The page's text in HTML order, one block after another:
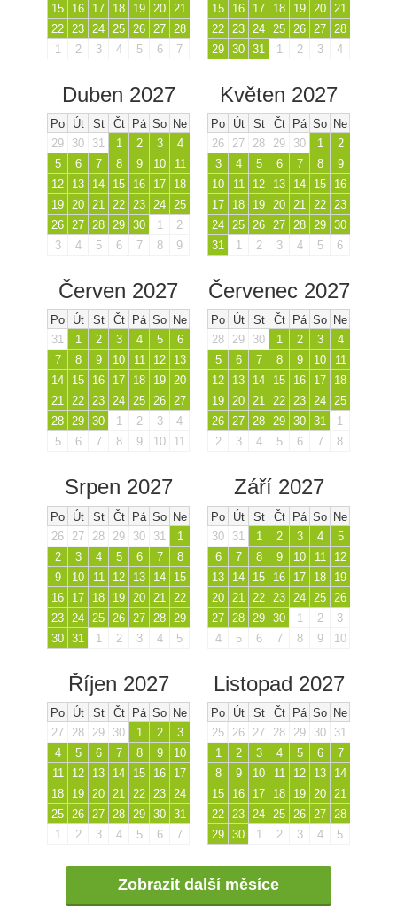
15
16 17 18 19 20
21
22
23 24 25 26 27
28
1
2 3 4 5 6 7
15
16 17 18 19 20
21
22
23 24 25 26 27
28
29 30 31 1 2 3 4
Duben 2027
Po Út St Čt Pá So Ne
29
30 31 1 2 3
4
5
6 7 8 9 10
11
12
13 14 15 16 17
18
19
20 21 22 23 24
25
26
27 28 29 30 1
2
3
4 5 6 7 8 9
Květen 2027
Po Út St Čt Pá So Ne
26
27 28 29 30 1
2
3
4 5 6 7 8
9
10
11 12 13 14 15
16
17
18 19 20 21 22
23
24
25 26 27 28 29 30
31
1 2 3 4 5 6
Červen 2027
Po Út St Čt Pá So Ne
31
1 2 3 4 5
6
7
8 9 10 11 12
13
14
15 16 17 18 19 20
21 22 23 24 25 26 27
28 29 30 1 2 3
4
5
6 7 8 9 10 11
Červenec 2027
Po Út St Čt Pá So Ne
28
29 30 1 2 3
4
5
6 7 8 9 10
11
12
13 14 15 16 17
18
19 20 21 22 23 24 25
26 27 28 29 30 31
1
2
3 4 5 6 7 8
Srpen 2027
Po Út St Čt Pá So Ne
26
27 28 29 30 31
1
2
3 4 5 6 7
8
9
10 11 12 13 14
15
16
17 18 19 20 21
22
23
24 25 26 27 28
29
30 31 1 2 3 4 5
Září 2027
Po Út St Čt Pá So Ne
30
31 1 2 3 4
5
6
7 8 9 10 11
12
13
14 15 16 17 18
19
20
21 22 23 24 25
26
27
28 29 30 1 2
3
4
5 6 7 8 9 10
Říjen 2027
Po Út St Čt Pá So Ne
27
28 29 30 1 2
3
4
5 6 7 8 9
10
11
12 13 14 15 16
17
18
19 20 21 22 23 24
25 26 27 28 29 30 31
1
2 3 4 5 6 7
Listopad 2027
Po Út St Čt Pá So Ne
25
26 27 28 29 30
31
1
2 3 4 5 6
7
8
9 10 11 12 13
14
15
16 17 18 19 20 21
22 23 24 25 26 27 28
29 30 1 2 3 4 5
Zobrazit další měsíce